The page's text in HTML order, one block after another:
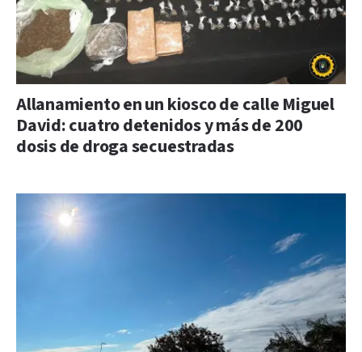
Allanamiento en un kiosco de calle Miguel
David: cuatro detenidos y más de 200
dosis de droga secuestradas